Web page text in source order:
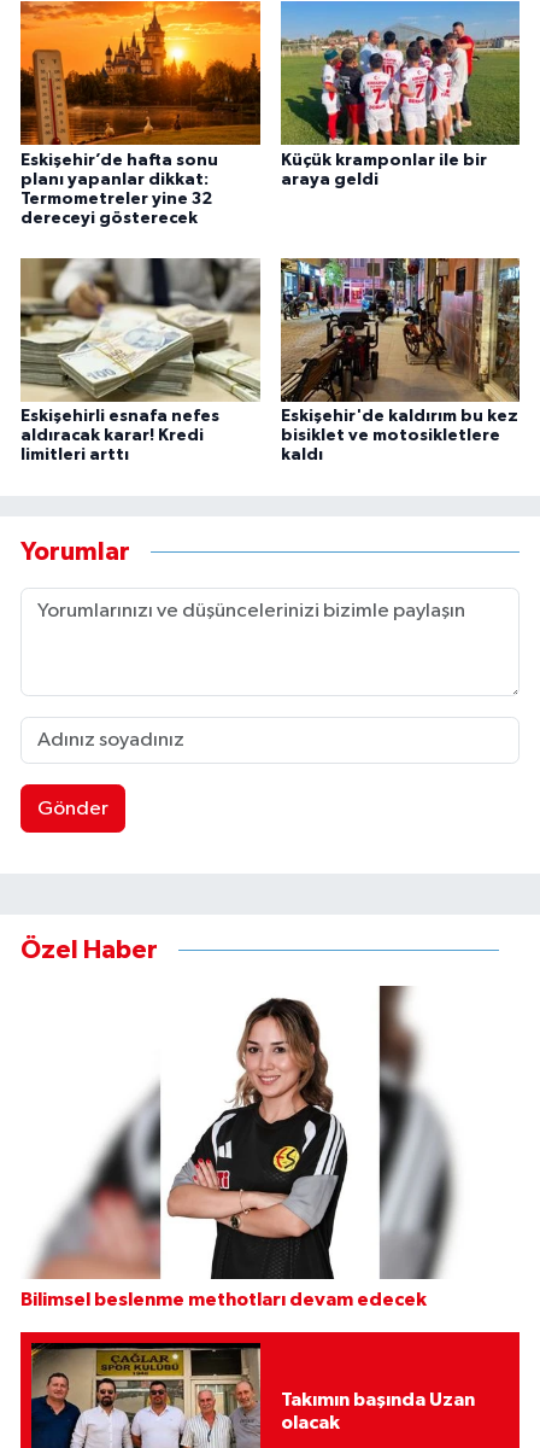
Eskişehir’de hafta sonu
planı yapanlar dikkat:
Termometreler yine 32
dereceyi gösterecek
Küçük kramponlar ile bir
araya geldi
Eskişehirli esnafa nefes
aldıracak karar! Kredi
limitleri arttı
Eskişehir'de kaldırım bu kez
bisiklet ve motosikletlere
kaldı
Yorumlar
Gönder
Özel Haber
Bilimsel beslenme methotları devam edecek
Takımın başında Uzan
olacak